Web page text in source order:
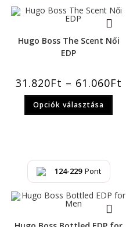
Hugo Boss The Scent Női
EDP
31.820Ft – 61.060Ft
Opciók választása
124-229 Pont